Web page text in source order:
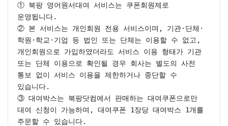
① 북팡 영어원서대여 서비스는 쿠폰회원제로
운영됩니다.
② 본 서비스는 개인회원 전용 서비스이며, 기관·단체·
학원·학교·기업 등 법인 또는 단체는 이용할 수 없고,
개인회원으로 가입하였더라도 서비스 이용 형태가 기관
또는 단체 이용으로 확인될 경우 회사는 별도의 사전
통보 없이 서비스 이용을 제한하거나 중단할 수
있습니다.
③ 대여박스는 북팡닷컴에서 판매하는 대여쿠폰으로만
대여 신청이 가능하며, 대여쿠폰 1장당 대여박스 1개를
주문할 수 있습니다.